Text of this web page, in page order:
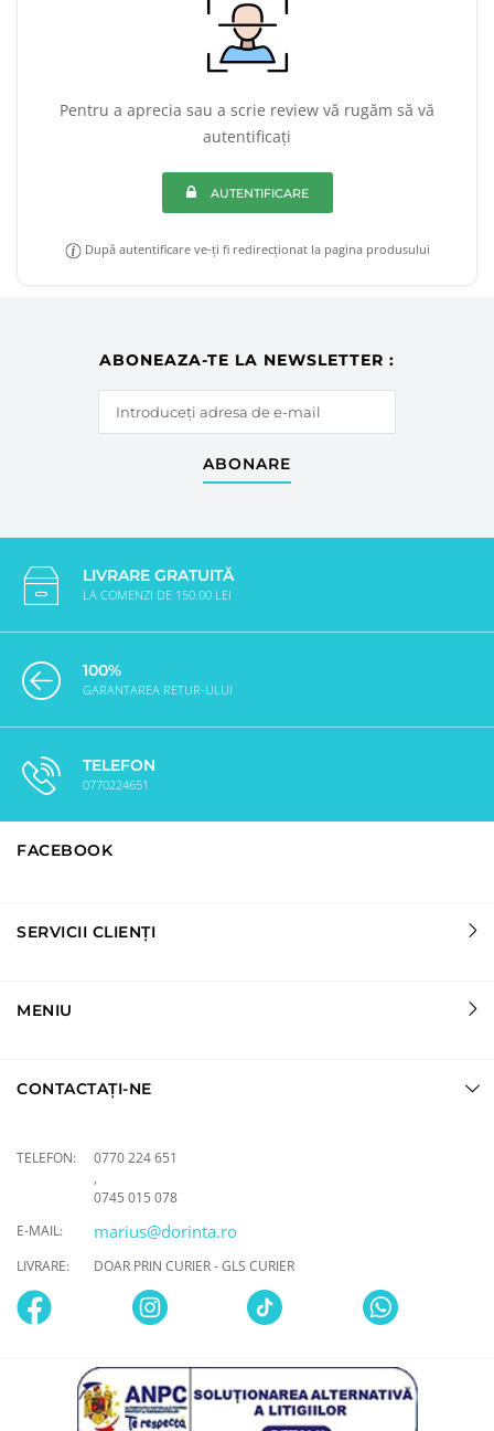
Pentru a aprecia sau a scrie review vă rugăm să vă
autentificați
AUTENTIFICARE
După autentificare ve-ți fi redirecționat la pagina produsului
ABONEAZA-TE LA NEWSLETTER :
ABONARE
LIVRARE GRATUITĂ
LA COMENZI DE 150.00 LEI
100%
GARANTAREA RETUR-ULUI
TELEFON
0770224651
FACEBOOK
SERVICII CLIENȚI
MENIU
CONTACTAȚI-NE
TELEFON:
0770 224 651
,
0745 015 078
E-MAIL:
marius@dorinta.ro
LIVRARE: DOAR PRIN CURIER - GLS CURIER